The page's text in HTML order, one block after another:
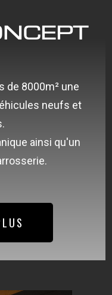
de 8000m² une
neufs et
ainsi qu'un